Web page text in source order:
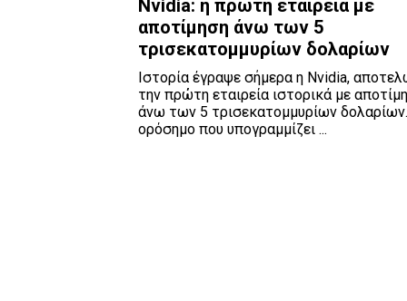
Nvidia: η πρώτη εταιρεία με
αποτίμηση άνω των 5
τρισεκατομμυρίων δολαρίων
Ιστορία έγραψε σήμερα η Nvidia,
την πρώτη εταιρεία ιστορικά με
άνω των 5 τρισεκατομμυρίων
ορόσημο που υπογραμμίζει ...